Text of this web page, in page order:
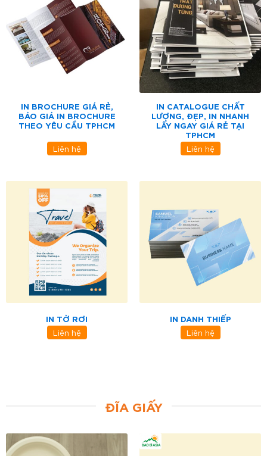
IN BROCHURE GIÁ RẺ,
BÁO GIÁ IN BROCHURE
THEO YÊU CẦU TPHCM
Liên hệ
IN CATALOGUE CHẤT
LƯỢNG, ĐẸP, IN NHANH
LẤY NGAY GIÁ RẺ TẠI
TPHCM
Liên hệ
IN TỜ RƠI
Liên hệ
IN DANH THIẾP
Liên hệ
ĐĨA GIẤY